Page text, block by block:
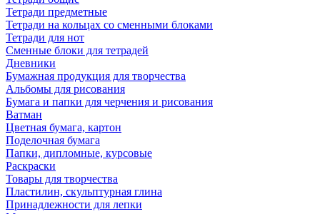
Тетради предметные
Тетради на кольцах со сменными блоками
Тетради для нот
Сменные блоки для тетрадей
Дневники
Бумажная продукция для творчества
Альбомы для рисования
Бумага и папки для черчения и рисования
Ватман
Цветная бумага, картон
Поделочная бумага
Папки, дипломные, курсовые
Раскраски
Товары для творчества
Пластилин, скульптурная глина
Принадлежности для лепки